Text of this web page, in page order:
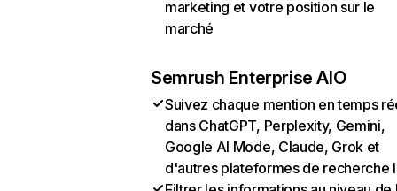
marketing et votre position sur le
marché
Semrush Enterprise AIO
Suivez chaque mention en temps
dans ChatGPT, Perplexity, Gemini,
Google AI Mode, Claude, Grok et
d'autres plateformes de recherche